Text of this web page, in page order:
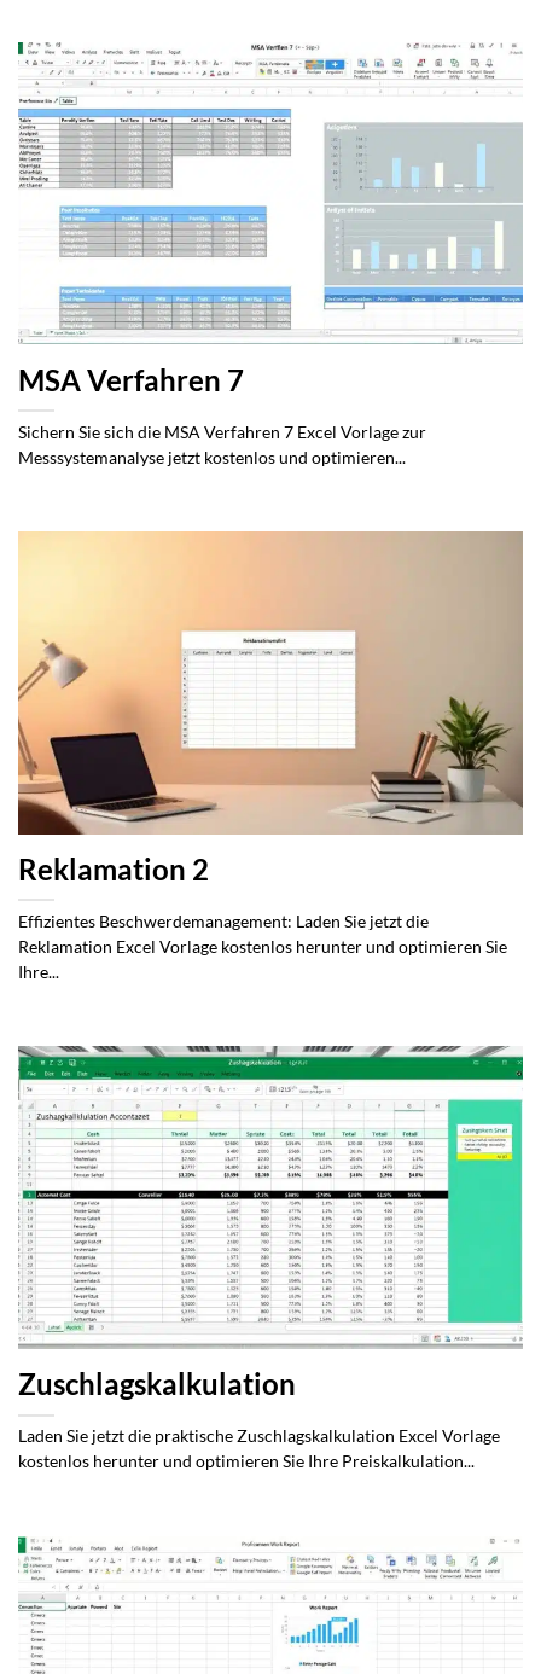
MSA Verfahren 7
Sichern Sie sich die MSA Verfahren 7 Excel Vorlage zur
Messsystemanalyse jetzt kostenlos und optimieren...
Reklamation 2
Effizientes Beschwerdemanagement: Laden Sie jetzt die
Reklamation Excel Vorlage kostenlos herunter und optimieren Sie
Ihre...
Zuschlagskalkulation
Laden Sie jetzt die praktische Zuschlagskalkulation Excel Vorlage
kostenlos herunter und optimieren Sie Ihre Preiskalkulation...